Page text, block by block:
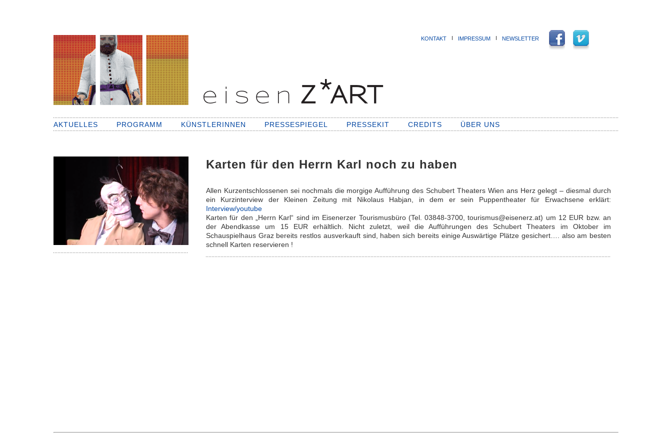
KONTAKT Ι IMPRESSUM Ι NEWSLETTER
AKTUELLES PROGRAMM KÜNSTLERINNEN PRESSESPIEGEL PRESSEKIT CREDITS ÜBER UNS
Karten für den Herrn Karl noch zu haben
Allen Kurzentschlossenen sei nochmals die morgige Aufführung des Schubert Theaters Wien ans Herz gelegt – diesmal durch
ein Kurzinterview der Kleinen Zeitung mit Nikolaus Habjan, in dem er sein Puppentheater für Erwachsene erklärt:
Interview/youtube
Karten für den „Herrn Karl“ sind im Eisenerzer Tourismusbüro (Tel. 03848-3700, tourismus@eisenerz.at) um 12 EUR bzw. an
der Abendkasse um 15 EUR erhältlich. Nicht zuletzt, weil die Aufführungen des Schubert Theaters im Oktober im
Schauspielhaus Graz bereits restlos ausverkauft sind, haben sich bereits einige Auswärtige Plätze gesichert…. also am besten
schnell Karten reservieren !